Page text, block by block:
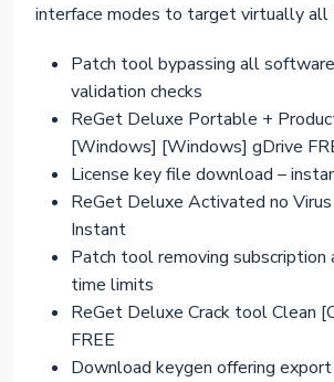
interface modes to target virtually all
Patch tool bypassing all
validation checks
ReGet Deluxe Portable +
[Windows] [Windows] gDrive
License key file download –
ReGet Deluxe Activated no
Instant
Patch tool removing subscription
time limits
ReGet Deluxe Crack tool Clean
FREE
Download keygen offering